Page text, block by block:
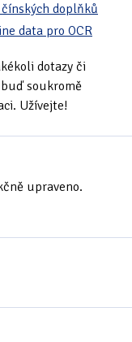
doplňků
data pro OCR
dotazy či
soukromě
Užívejte!
upraveno.